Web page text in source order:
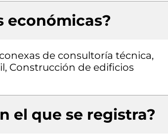
económicas?
de consultoría técnica,
Construcción de edificios
el que se registra?